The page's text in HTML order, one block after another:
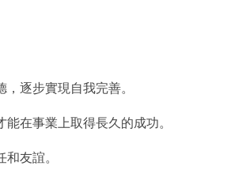
逐步實現自我完善。
在事業上取得長久的成功。
友誼。